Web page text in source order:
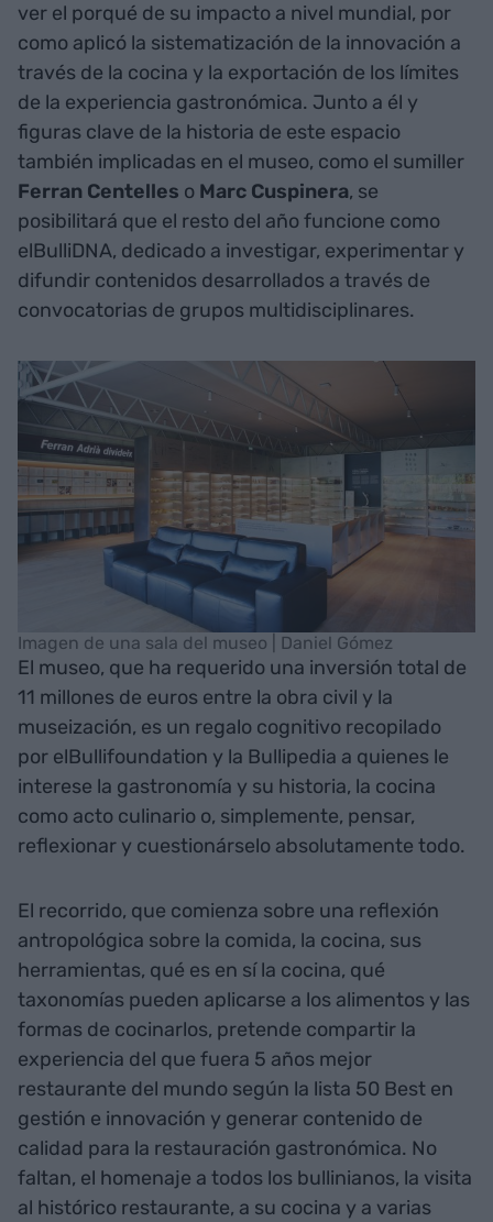
ver el porqué de su impacto a nivel mundial, por
como aplicó la sistematización de la innovación a
través de la cocina y la exportación de los límites
de la experiencia gastronómica. Junto a él y
figuras clave de la historia de este espacio
también implicadas en el museo, como el sumiller
Ferran Centelles o Marc Cuspinera, se
posibilitará que el resto del año funcione como
elBulliDNA, dedicado a investigar, experimentar y
difundir contenidos desarrollados a través de
convocatorias de grupos multidisciplinares.
Imagen de una sala del museo | Daniel Gómez
El museo, que ha requerido una inversión total de
11 millones de euros entre la obra civil y la
museización, es un regalo cognitivo recopilado
por elBullifoundation y la Bullipedia a quienes le
interese la gastronomía y su historia, la cocina
como acto culinario o, simplemente, pensar,
reflexionar y cuestionárselo absolutamente todo.
El recorrido, que comienza sobre una reflexión
antropológica sobre la comida, la cocina, sus
herramientas, qué es en sí la cocina, qué
taxonomías pueden aplicarse a los alimentos y las
formas de cocinarlos, pretende compartir la
experiencia del que fuera 5 años mejor
restaurante del mundo según la lista 50 Best en
gestión e innovación y generar contenido de
calidad para la restauración gastronómica. No
faltan, el homenaje a todos los bullinianos, la visita
al histórico restaurante, a su cocina y a varias